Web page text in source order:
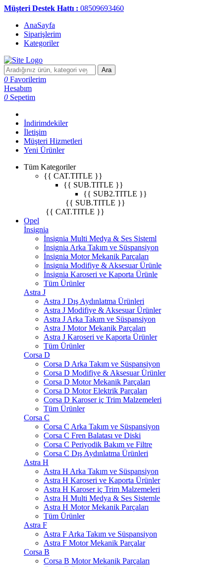
Müşteri Destek Hattı : 08509693460
AnaSayfa
Siparişlerim
Kategoriler
Ara
0 Favorilerim
Hesabım
0 Sepetim
İndirimdekiler
İletişim
Müşteri Hizmetleri
Yeni Ürünler
Tüm Kategoriler
{{ CAT.TITLE }}
{{ SUB.TITLE }}
{{ SUB2.TITLE }}
{{ SUB.TITLE }}
{{ CAT.TITLE }}
Opel
İnsignia
İnsignia Multi Medya & Ses Sisteml
İnsignia Arka Takım ve Süspansiyon
İnsignia Motor Mekanik Parçaları
İnsignia Modifiye & Aksesuar Ürünle
İnsignia Karoseri ve Kaporta Ürünle
Tüm Ürünler
Astra J
Astra J Dış Aydınlatma Ürünleri
Astra J Modifiye & Aksesuar Ürünler
Astra J Arka Takım ve Süspansiyon
Astra J Motor Mekanik Parçaları
Astra J Karoseri ve Kaporta Ürünler
Tüm Ürünler
Corsa D
Corsa D Arka Takım ve Süspansiyon
Corsa D Modifiye & Aksesuar Ürünler
Corsa D Motor Mekanik Parçaları
Corsa D Motor Elektrik Parçaları
Corsa D Karoser iç Trim Malzemeleri
Tüm Ürünler
Corsa C
Corsa C Arka Takım ve Süspansiyon
Corsa C Fren Balatası ve Diski
Corsa C Periyodik Bakım ve Filtre
Corsa C Dış Aydınlatma Ürünleri
Astra H
Astra H Arka Takım ve Süspansiyon
Astra H Karoseri ve Kaporta Ürünler
Astra H Karoser iç Trim Malzemeleri
Astra H Multi Medya & Ses Sistemle
Astra H Motor Mekanik Parçaları
Tüm Ürünler
Astra F
Astra F Arka Takım ve Süspansiyon
Astra F Motor Mekanik Parçalar
Corsa B
Corsa B Motor Mekanik Parçaları